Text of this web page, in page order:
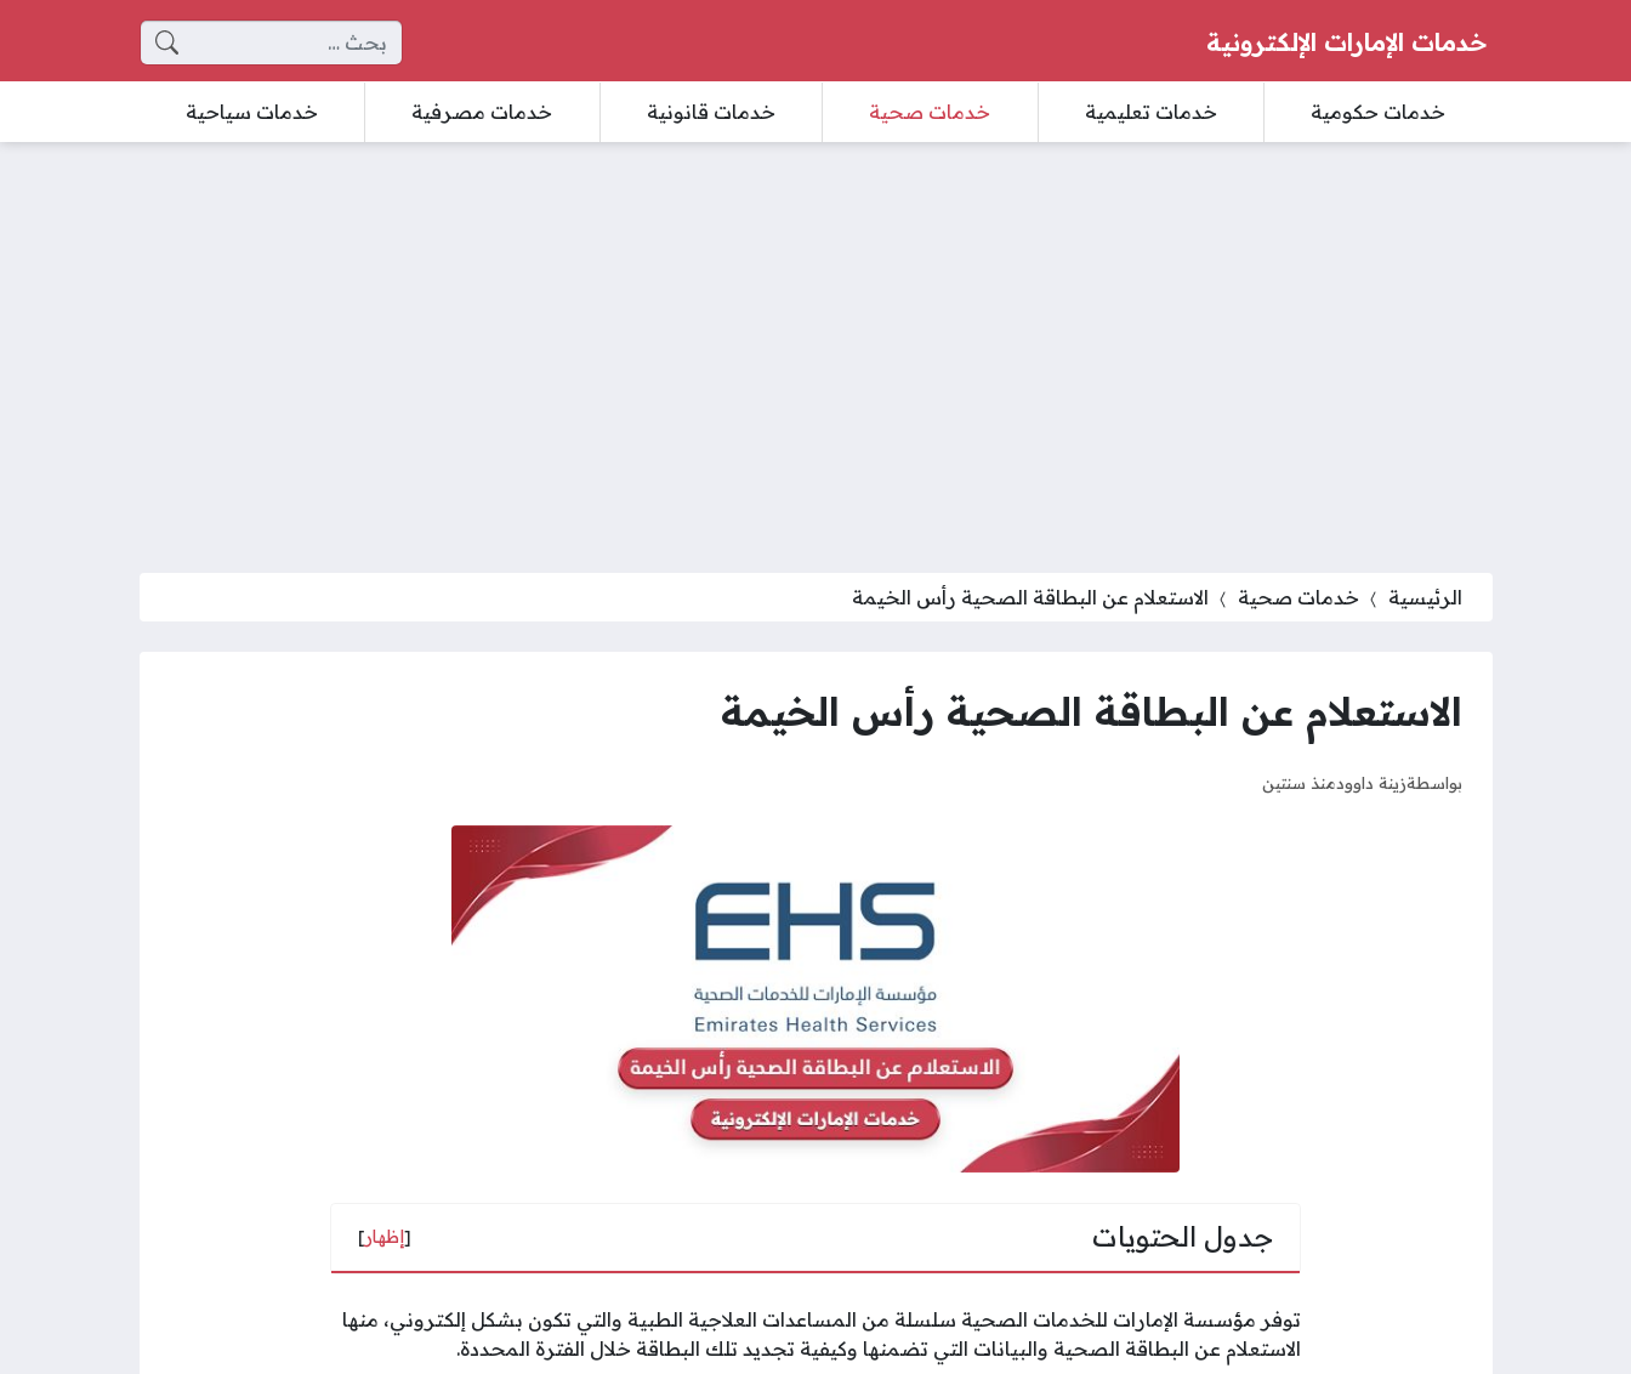
خدمات الإمارات الإلكترونية البحث عن:
خدمات حكومية خدمات تعليمية خدمات صحية خدمات قانونية خدمات مصرفية خدمات سياحية
الرئيسية خدمات صحية الاستعلام عن البطاقة الصحية رأس الخيمة
الاستعلام عن البطاقة الصحية رأس الخيمة
بواسطةزينة داوودمنذ سنتين
جدول الحتويات [إظهار]
توفر مؤسسة الإمارات للخدمات الصحية سلسلة من المساعدات العلاجية الطبية والتي تكون بشكل إلكتروني، منها
الاستعلام عن البطاقة الصحية والبيانات التي تضمنها وكيفية تجديد تلك البطاقة خلال الفترة المحددة.